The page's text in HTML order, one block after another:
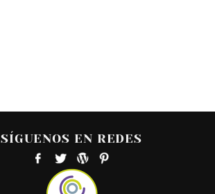
SÍGUENOS EN REDES